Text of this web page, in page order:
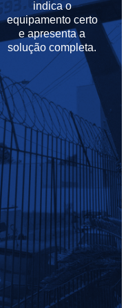
indica o
equipamento certo
e apresenta a
solução completa.